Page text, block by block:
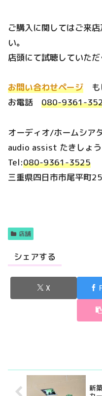
ご購入に関してはご来
い。
店頭にて試聴していただ
お問い合わせページ も
お電話 080-9361-
オーディオ/ホームシア
audio assist たきしょ
Tel:080-9361-3525
三重県四日市市尾平町
店舗
シェアする
X
新